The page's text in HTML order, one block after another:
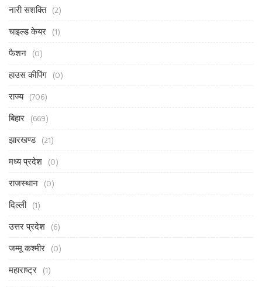
नारी सशक्ति (2)
चाइल्ड केयर (1)
फैशन (0)
हाउस कीपिंग (0)
राज्य (706)
बिहार (669)
झारखण्ड (21)
मध्य प्रदेश (0)
राजस्थान (0)
दिल्ली (1)
उत्तर प्रदेश (6)
जम्मू कश्मीर (0)
महाराष्ट्र (1)